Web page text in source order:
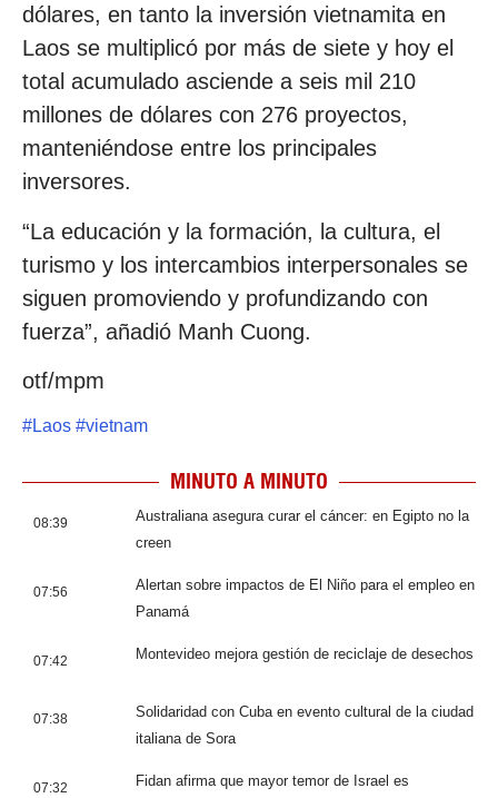
dólares, en tanto la inversión vietnamita en
Laos se multiplicó por más de siete y hoy el
total acumulado asciende a seis mil 210
millones de dólares con 276 proyectos,
manteniéndose entre los principales
inversores.
“La educación y la formación, la cultura, el
turismo y los intercambios interpersonales se
siguen promoviendo y profundizando con
fuerza”, añadió Manh Cuong.
otf/mpm
#Laos #vietnam
MINUTO A MINUTO
08:39
Australiana asegura curar el cáncer: en Egipto no la
creen
07:56
Alertan sobre impactos de El Niño para el empleo en
Panamá
07:42 Montevideo mejora gestión de reciclaje de desechos
07:38
Solidaridad con Cuba en evento cultural de la ciudad
italiana de Sora
07:32
Fidan afirma que mayor temor de Israel es